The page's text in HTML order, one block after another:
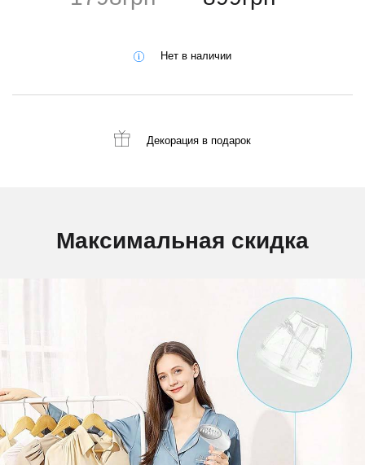
Нет в наличии
Декорация в подарок
Максимальная скидка